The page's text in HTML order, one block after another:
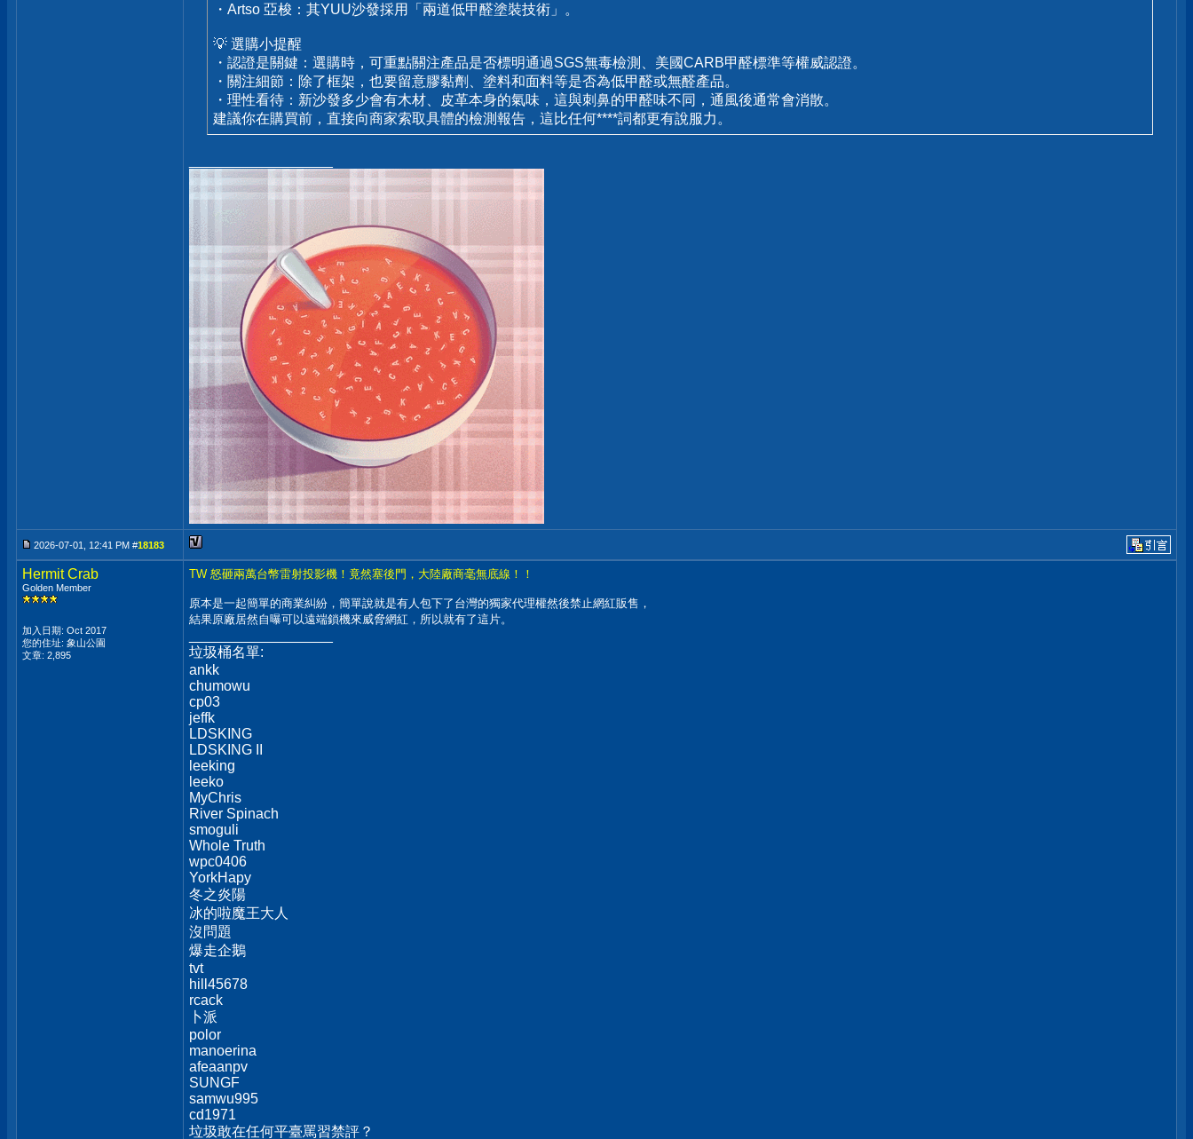
・Artso 亞梭：其YUU沙發採用「兩道低甲醛塗裝技術」。
💡 選購小提醒
・認證是關鍵：選購時，可重點關注產品是否標明通過SGS無毒檢測、美國CARB甲醛標準等權威認證。
・關注細節：除了框架，也要留意膠黏劑、塗料和面料等是否為低甲醛或無醛產品。
・理性看待：新沙發多少會有木材、皮革本身的氣味，這與刺鼻的甲醛味不同，通風後通常會消散。
建議你在購買前，直接向商家索取具體的檢測報告，這比任何****詞都更有說服力。
2026-07-01, 12:41 PM #18183
Hermit Crab
Golden Member
加入日期: Oct 2017
您的住址: 象山公園
文章: 2,895
TW 怒砸兩萬台幣雷射投影機！竟然塞後門，大陸廠商毫無底線！！
原本是一起簡單的商業糾紛，簡單說就是有人包下了台灣的獨家代理權然後禁止網紅販售，
結果原廠居然自曝可以遠端鎖機來威脅網紅，所以就有了這片。
垃圾桶名單:
ankk
chumowu
cp03
jeffk
LDSKING
LDSKING II
leeking
leeko
MyChris
River Spinach
smoguli
Whole Truth
wpc0406
YorkHapy
冬之炎陽
冰的啦魔王大人
沒問題
爆走企鵝
tvt
hill45678
rcack
卜派
polor
manoerina
afeaanpv
SUNGF
samwu995
cd1971
垃圾敢在任何平臺罵習禁評？